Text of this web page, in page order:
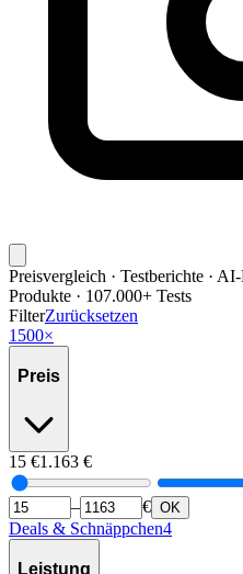
Preisvergleich · Testberichte ·
Produkte · 107.000+ Tests
FilterZurücksetzen
1500×
Preis
15 €1.163 €
– € OK
Deals & Schnäppchen4
Leistung